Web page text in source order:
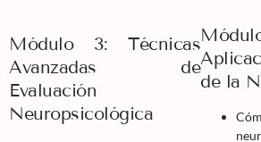
Módulo 3: Técnicas
Avanzadas de
Evaluación
Neuropsicológica
de la